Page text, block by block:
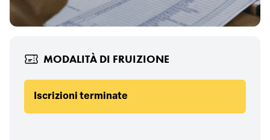
MODALITÀ DI FRUIZIONE
Iscrizioni terminate